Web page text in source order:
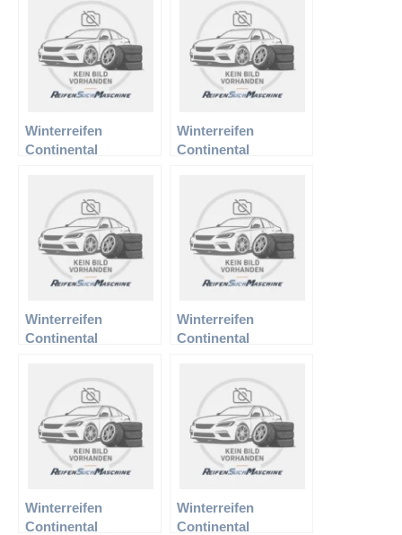
Winterreifen
Continental
Winterreifen
Continental
Winterreifen
Continental
Winterreifen
Continental
Winterreifen
Continental
Winterreifen
Continental